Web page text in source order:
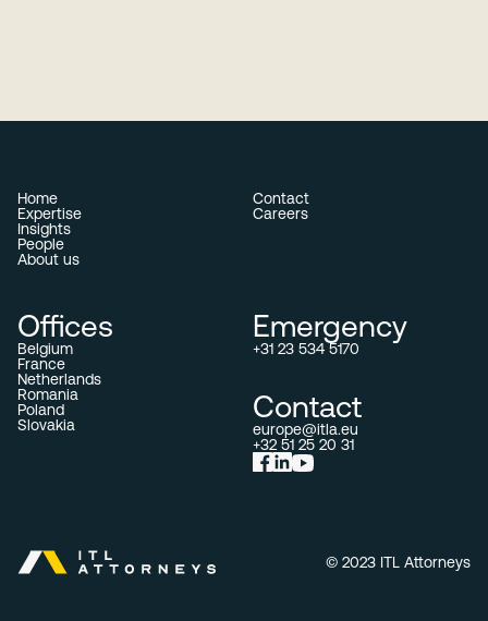
© 2023 ITL Attorneys
Home
Expertise
Insights
People
About us
Contact
Careers
Offices
Belgium
France
Netherlands
Romania
Poland
Slovakia
Emergency
+31 23 534 5170
Contact
europe@itla.eu
+32 51 25 20 31